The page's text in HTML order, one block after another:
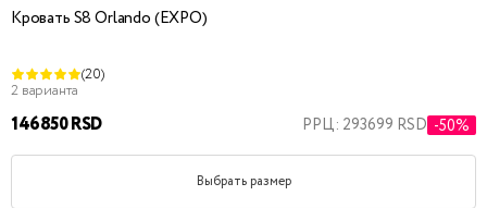
Кровать S8 Orlando (EXPO)
(20)
2 варианта
146850 RSD РРЦ: 293699 RSD -50%
Выбрать размер